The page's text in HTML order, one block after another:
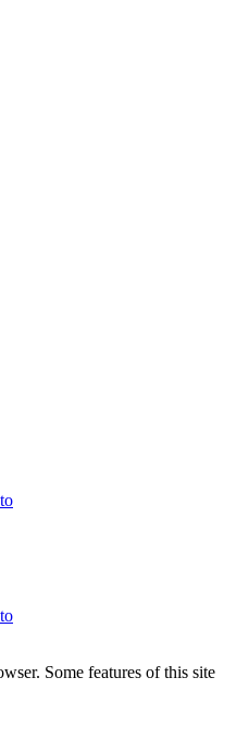
Some features of this site